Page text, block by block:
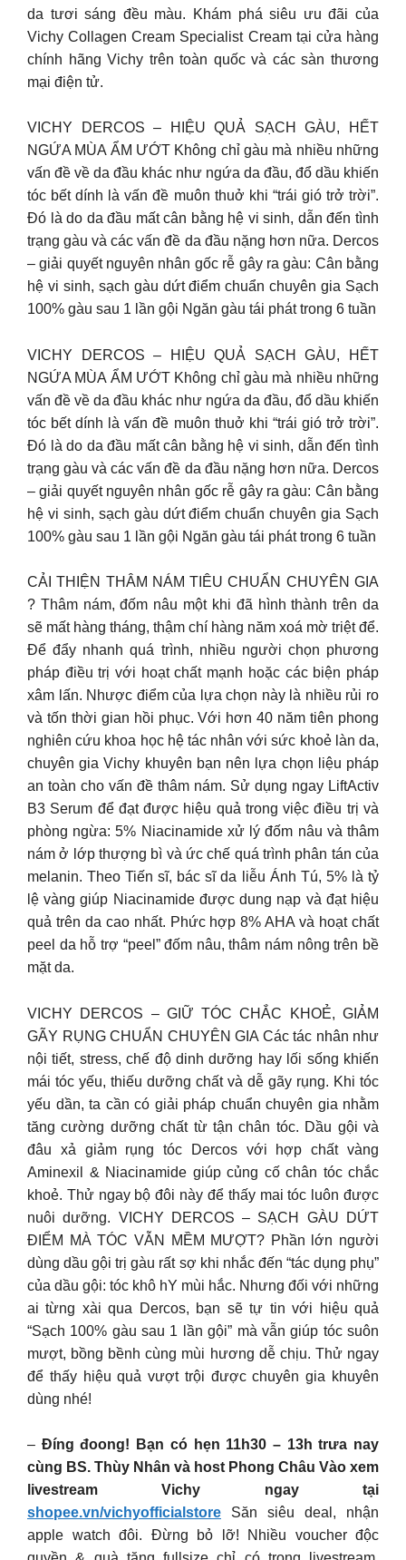
da tươi sáng đều màu. Khám phá siêu ưu đãi của
Vichy Collagen Cream Specialist Cream tại cửa hàng
chính hãng Vichy trên toàn quốc và các sàn thương
mại điện tử.
VICHY DERCOS – HIỆU QUẢ SẠCH GÀU, HẾT
NGỨA MÙA ẨM ƯỚT Không chỉ gàu mà nhiều những
vấn đề về da đầu khác như ngứa da đầu, đổ dầu khiến
tóc bết dính là vấn đề muôn thuở khi “trái gió trở trời”.
Đó là do da đầu mất cân bằng hệ vi sinh, dẫn đến tình
trạng gàu và các vấn đề da đầu nặng hơn nữa. Dercos
– giải quyết nguyên nhân gốc rễ gây ra gàu: Cân bằng
hệ vi sinh, sạch gàu dứt điểm chuẩn chuyên gia Sạch
100% gàu sau 1 lần gội Ngăn gàu tái phát trong 6 tuần
VICHY DERCOS – HIỆU QUẢ SẠCH GÀU, HẾT
NGỨA MÙA ẨM ƯỚT Không chỉ gàu mà nhiều những
vấn đề về da đầu khác như ngứa da đầu, đổ dầu khiến
tóc bết dính là vấn đề muôn thuở khi “trái gió trở trời”.
Đó là do da đầu mất cân bằng hệ vi sinh, dẫn đến tình
trạng gàu và các vấn đề da đầu nặng hơn nữa. Dercos
– giải quyết nguyên nhân gốc rễ gây ra gàu: Cân bằng
hệ vi sinh, sạch gàu dứt điểm chuẩn chuyên gia Sạch
100% gàu sau 1 lần gội Ngăn gàu tái phát trong 6 tuần
CẢI THIỆN THÂM NÁM TIÊU CHUẨN CHUYÊN GIA
? Thâm nám, đốm nâu một khi đã hình thành trên da
sẽ mất hàng tháng, thậm chí hàng năm xoá mờ triệt để.
Để đẩy nhanh quá trình, nhiều người chọn phương
pháp điều trị với hoạt chất mạnh hoặc các biện pháp
xâm lấn. Nhược điểm của lựa chọn này là nhiều rủi ro
và tốn thời gian hồi phục. Với hơn 40 năm tiên phong
nghiên cứu khoa học hệ tác nhân với sức khoẻ làn da,
chuyên gia Vichy khuyên bạn nên lựa chọn liệu pháp
an toàn cho vấn đề thâm nám. Sử dụng ngay LiftActiv
B3 Serum để đạt được hiệu quả trong việc điều trị và
phòng ngừa: 5% Niacinamide xử lý đốm nâu và thâm
nám ở lớp thượng bì và ức chế quá trình phân tán của
melanin. Theo Tiến sĩ, bác sĩ da liễu Ánh Tú, 5% là tỷ
lệ vàng giúp Niacinamide được dung nạp và đạt hiệu
quả trên da cao nhất. Phức hợp 8% AHA và hoạt chất
peel da hỗ trợ “peel” đốm nâu, thâm nám nông trên bề
mặt da.
VICHY DERCOS – GIỮ TÓC CHẮC KHOẺ, GIẢM
GÃY RỤNG CHUẨN CHUYÊN GIA Các tác nhân như
nội tiết, stress, chế độ dinh dưỡng hay lối sống khiến
mái tóc yếu, thiếu dưỡng chất và dễ gãy rụng. Khi tóc
yếu dần, ta cần có giải pháp chuẩn chuyên gia nhằm
tăng cường dưỡng chất từ tận chân tóc. Dầu gội và
đâu xả giảm rụng tóc Dercos với hợp chất vàng
Aminexil & Niacinamide giúp củng cố chân tóc chắc
khoẻ. Thử ngay bộ đôi này để thấy mai tóc luôn được
nuôi dưỡng. VICHY DERCOS – SẠCH GÀU DỨT
ĐIỂM MÀ TÓC VẪN MỀM MƯỢT? Phần lớn người
dùng dầu gội trị gàu rất sợ khi nhắc đến “tác dụng phụ”
của dầu gội: tóc khô hY mùi hắc. Nhưng đối với những
ai từng xài qua Dercos, bạn sẽ tự tin với hiệu quả
“Sạch 100% gàu sau 1 lần gội” mà vẫn giúp tóc suôn
mượt, bồng bềnh cùng mùi hương dễ chịu. Thử ngay
để thấy hiệu quả vượt trội được chuyên gia khuyên
dùng nhé!
– Đíng đoong! Bạn có hẹn 11h30 – 13h trưa nay
cùng BS. Thùy Nhân và host Phong Châu Vào xem
livestream Vichy ngay tại
shopee.vn/vichyofficialstore Săn siêu deal, nhận
apple watch đôi. Đừng bỏ lỡ! Nhiều voucher độc